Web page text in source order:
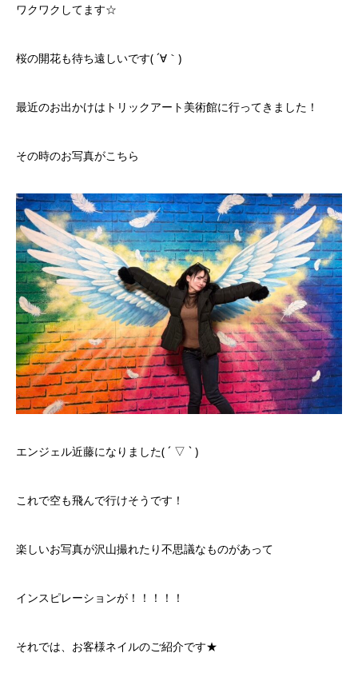
ワクワクしてます☆
桜の開花も待ち遠しいです( ´∀｀)
最近のお出かけはトリックアート美術館に行ってきました！
その時のお写真がこちら
エンジェル近藤になりました( ´ ▽ ` )
これで空も飛んで行けそうです！
楽しいお写真が沢山撮れたり不思議なものがあって
インスピレーションが！！！！！
それでは、お客様ネイルのご紹介です★